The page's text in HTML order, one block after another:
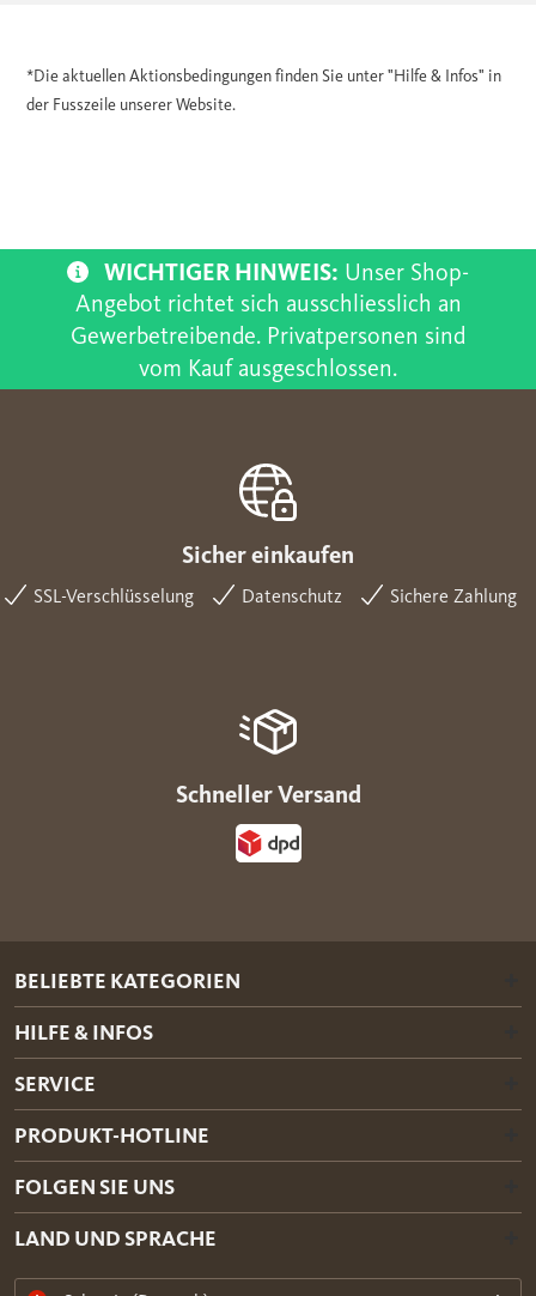
*Die aktuellen Aktionsbedingungen finden Sie unter "Hilfe & Infos" in
der Fusszeile unserer Website.
WICHTIGER HINWEIS: Unser Shop-
Angebot richtet sich ausschliesslich an
Gewerbetreibende. Privatpersonen sind
vom Kauf ausgeschlossen.
Sicher einkaufen
SSL-Verschlüsselung Datenschutz Sichere Zahlung
Schneller Versand
BELIEBTE KATEGORIEN
HILFE & INFOS
SERVICE
PRODUKT-HOTLINE
FOLGEN SIE UNS
LAND UND SPRACHE